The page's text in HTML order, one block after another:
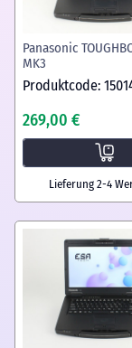
Panasonic
MK3
Produktcode:
269,00 €
Lieferung 2-4